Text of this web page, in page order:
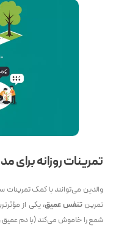
تمرینات روزانه
والدین می‌توانند با کمک تمرینات
تمرینتنفس عمیق، یکی از
شمع را خاموش می‌کند (با دم عمیق